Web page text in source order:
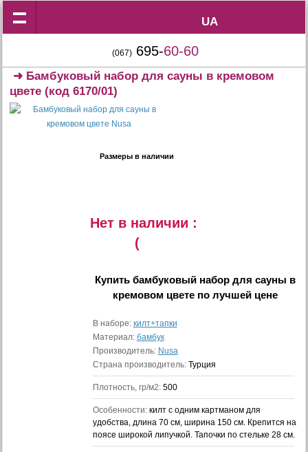
UA
UA
(067) 695-60-60
➜ Бамбуковый набор для сауны в кремовом
цвете (код 6170/01)
Размеры в наличии
Нет в наличии :
(
Купить бамбуковый набор для сауны в
кремовом цветепо лучшей цене
В наборе: килт+тапки
Материал: бамбук
Производитель: Nusa
Страна производитель: Турция
Плотность, гр/м2: 500
Особенности: килт с одним картманом для
удобства, длина 70 см, ширина 150 см. Крепится на
поясе широкой липучкой. Тапочки по стельке 28 см.